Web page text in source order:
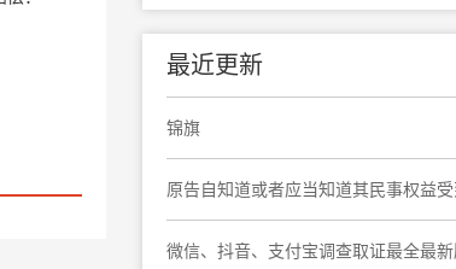
最近更新
锦旗
微信、抖音、支付宝调查取证最全最